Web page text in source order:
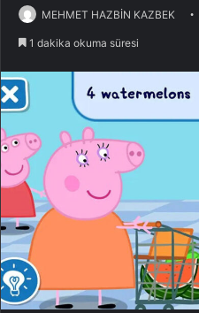
MEHMET HAZBİN KAZBEK
1 dakika okuma süresi